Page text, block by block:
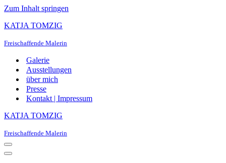
Zum Inhalt springen
KATJA TOMZIG
Freischaffende Malerin
Galerie
Ausstellungen
über mich
Presse
Kontakt | Impressum
KATJA TOMZIG
Freischaffende Malerin
Navigationsmenü
Navigationsmenü